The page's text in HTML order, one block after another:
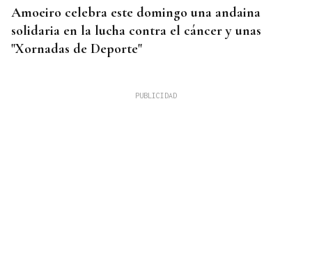
Amoeiro celebra este domingo una andaina
solidaria en la lucha contra el cáncer y unas
"Xornadas de Deporte"